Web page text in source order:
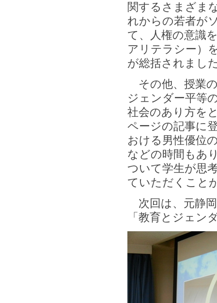
関するさまざま
れからの若者が
て、人権の意識
アリテラシー）
が総括されまし
その他、授業
ジェンダー平等
社会のあり方を
ページの記事に
おける男性優位
などの時間もあ
ついて学生が思
ていただくこと
次回は、元静
「教育とジェン